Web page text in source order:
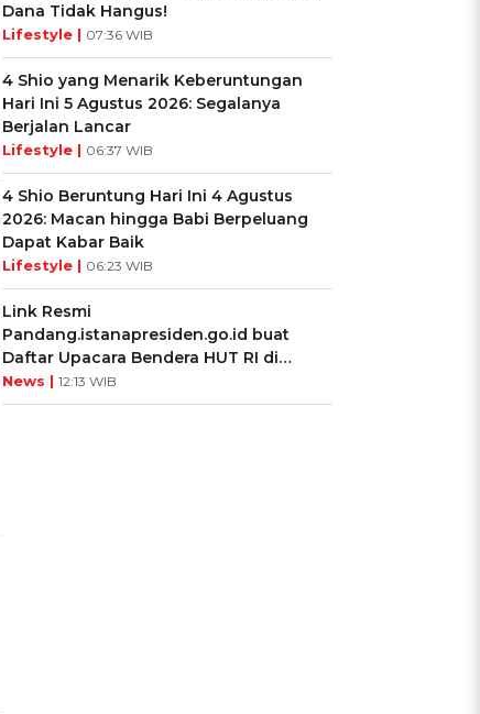
Dana Tidak Hangus!
Lifestyle | 07:36 WIB
4 Shio yang Menarik Keberuntungan
Hari Ini 5 Agustus 2026: Segalanya
Berjalan Lancar
Lifestyle | 06:37 WIB
4 Shio Beruntung Hari Ini 4 Agustus
2026: Macan hingga Babi Berpeluang
Dapat Kabar Baik
Lifestyle | 06:23 WIB
Link Resmi
Pandang.istanapresiden.go.id buat
Daftar Upacara Bendera HUT RI di
Istana Negara
News | 12:13 WIB